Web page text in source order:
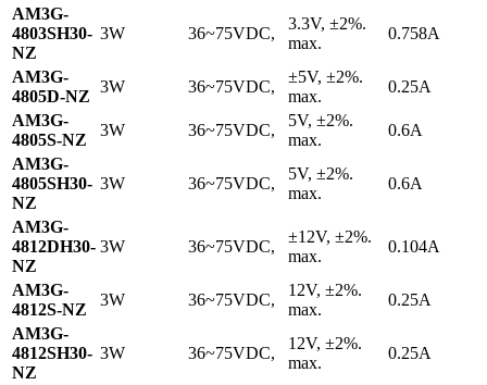
AM3G-
4803SH30-
NZ
3W 36~75VDC,
3.3V, ±2%.
max.
0.758A
AM3G-
4805D-NZ
3W 36~75VDC,
±5V, ±2%.
max.
0.25A
AM3G-
4805S-NZ
3W 36~75VDC,
5V, ±2%.
max.
0.6A
AM3G-
4805SH30-
NZ
3W 36~75VDC,
5V, ±2%.
max.
0.6A
AM3G-
4812DH30-
NZ
3W 36~75VDC,
±12V, ±2%.
max.
0.104A
AM3G-
4812S-NZ
3W 36~75VDC,
12V, ±2%.
max.
0.25A
AM3G-
4812SH30-
NZ
3W 36~75VDC,
12V, ±2%.
max.
0.25A